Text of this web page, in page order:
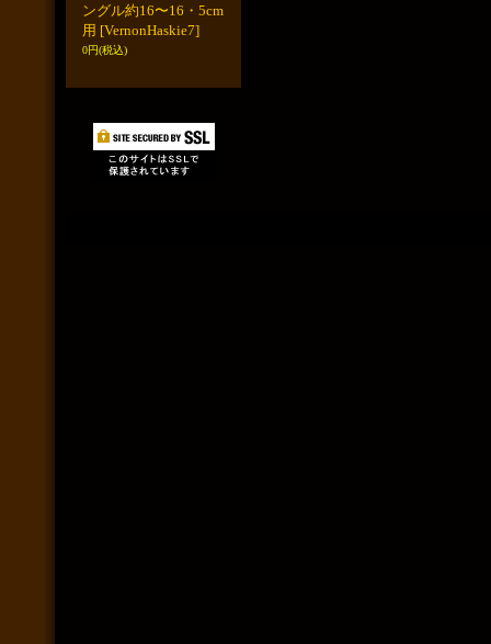
ングル約16〜16・5cm
用 [VernonHaskie7]
0円(税込)